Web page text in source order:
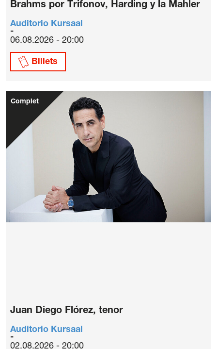
Brahms por Trifonov, Harding y la Mahler
Auditorio Kursaal
06.08.2026 - 20:00
Billets
Complet
Juan Diego Flórez, tenor
Auditorio Kursaal
02.08.2026 - 20:00